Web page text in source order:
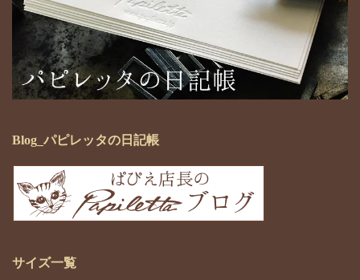
Blog_パピレッタの日記帳
サイズ一覧